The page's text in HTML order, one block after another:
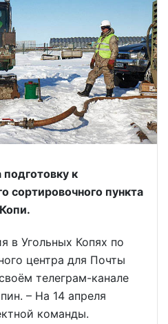
к
сортировочного пункта
в Угольных Копях по
центра для Почты
телеграм-канале
– На 14 апреля
команды.